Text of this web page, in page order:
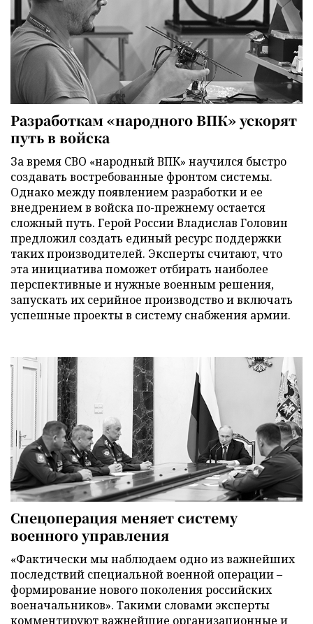
Разработкам «народного ВПК» ускорят
путь в войска
За время СВО «народный ВПК» научился быстро
создавать востребованные фронтом системы.
Однако между появлением разработки и ее
внедрением в войска по-прежнему остается
сложный путь. Герой России Владислав Головин
предложил создать единый ресурс поддержки
таких производителей. Эксперты считают, что
эта инициатива поможет отбирать наиболее
перспективные и нужные военным решения,
запускать их серийное производство и включать
успешные проекты в систему снабжения армии.
Спецоперация меняет систему
военного управления
«Фактически мы наблюдаем одно из важнейших
последствий специальной военной операции –
формирование нового поколения российских
военачальников». Такими словами эксперты
комментируют важнейшие организационные и